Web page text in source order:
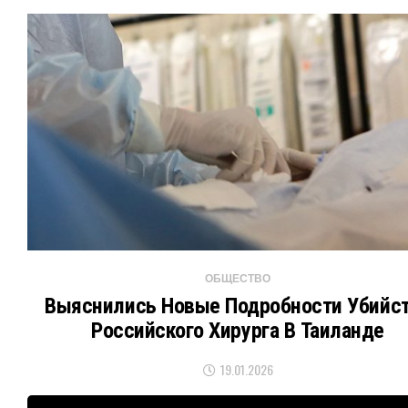
ОБЩЕСТВО
Выяснились Новые Подробности
Российского Хирурга В Таиланде
19.01.2026